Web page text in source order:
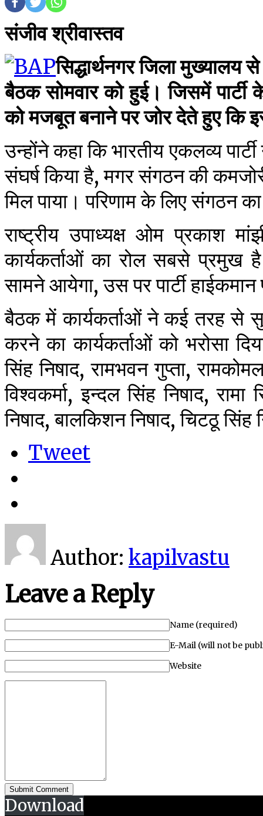
संजीव श्रीवास्तव
सिद्धार्थनगर जिला मुख्यालय
बैठक सोमवार को हुई। जिसमें पार्टी
को मजबूत बनाने पर जोर देते हुए कि
उन्होंने कहा कि भारतीय एकलव्य
संघर्ष किया है, मगर संगठन की
मिल पाया। परिणाम के लिए संगठन
राष्ट्रीय उपाध्यक्ष ओम प्रकाश
कार्यकर्ताओं का रोल सबसे प्रमुख
सामने आयेगा, उस पर पार्टी
बैठक में कार्यकर्ताओं ने कई तरह से
करने का कार्यकर्ताओं को भरोसा
सिंह निषाद, रामभवन गुप्ता,
विश्वकर्मा, इन्दल सिंह निषाद,
निषाद, बालकिशन निषाद, चिटठू सिंह
Tweet
Author: kapilvastu
Leave a Reply
Name (required)
E-Mail (will not be
Website
Download